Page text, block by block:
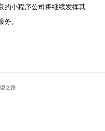
的小程序公司将继续发挥其
。
之路